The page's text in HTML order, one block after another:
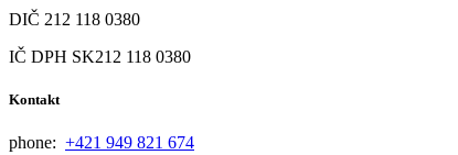
DIČ 212 118 0380
IČ DPH SK212 118 0380
Kontakt
phone: +421 949 821 674